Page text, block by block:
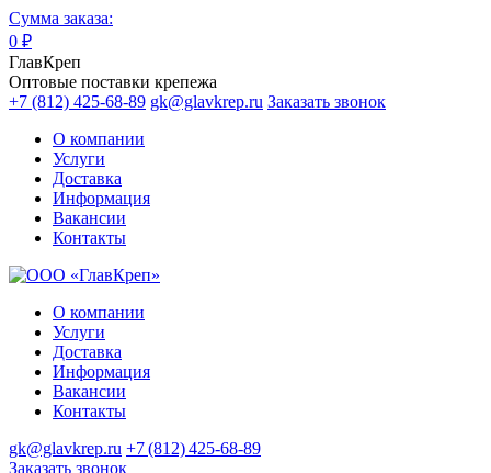
Сумма заказа:
0 ₽
ГлавКреп
Оптовые поставки крепежа
+7 (812) 425-68-89 gk@glavkrep.ru Заказать звонок
О компании
Услуги
Доставка
Информация
Вакансии
Контакты
О компании
Услуги
Доставка
Информация
Вакансии
Контакты
gk@glavkrep.ru +7 (812) 425-68-89
Заказать звонок